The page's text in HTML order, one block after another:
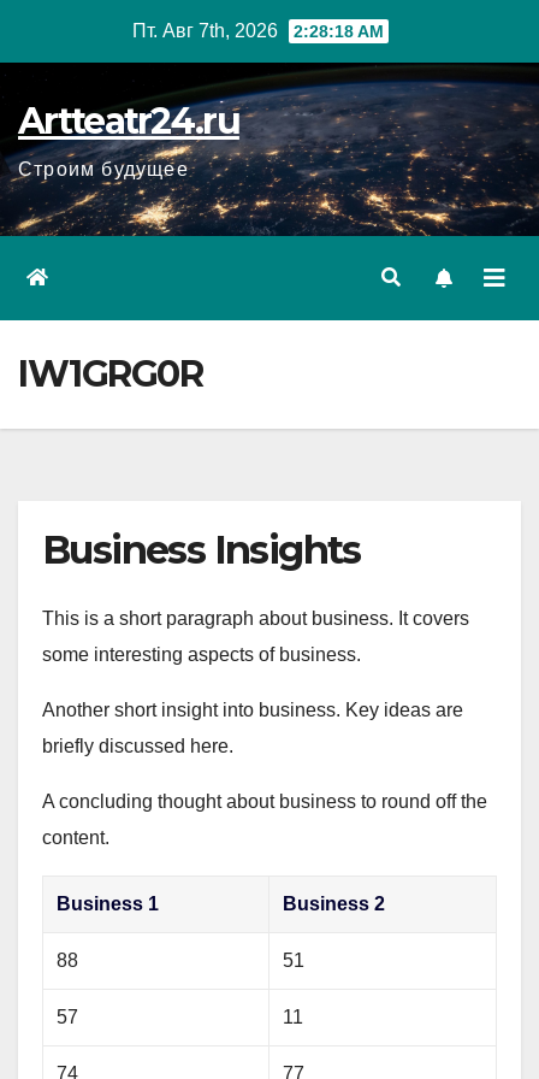
Пт. Авг 7th, 2026 2:28:19 AM
Artteatr24.ru
Строим будущее
IW1GRG0R
Business Insights
This is a short paragraph about business. It covers
some interesting aspects of business.
Another short insight into business. Key ideas are
briefly discussed here.
A concluding thought about business to round off the
content.
Business 1 Business 2
88 51
57 11
74 77